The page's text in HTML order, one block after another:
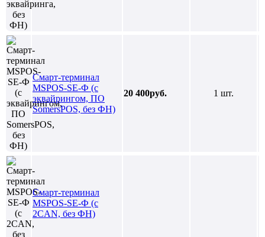
Смарт-терминал
MSPOS-SE-Ф (с
эквайрингом, ПО
SomersPOS, без ФН)
20 400руб. 1 шт.
Смарт-терминал
MSPOS-SE-Ф (с
2CAN, без ФН)